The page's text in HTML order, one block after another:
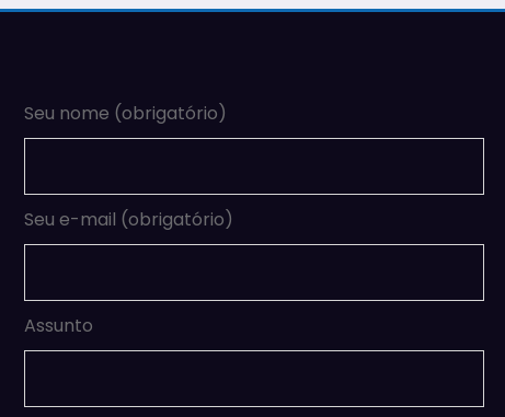
Seu nome (obrigatório)
Seu e-mail (obrigatório)
Assunto